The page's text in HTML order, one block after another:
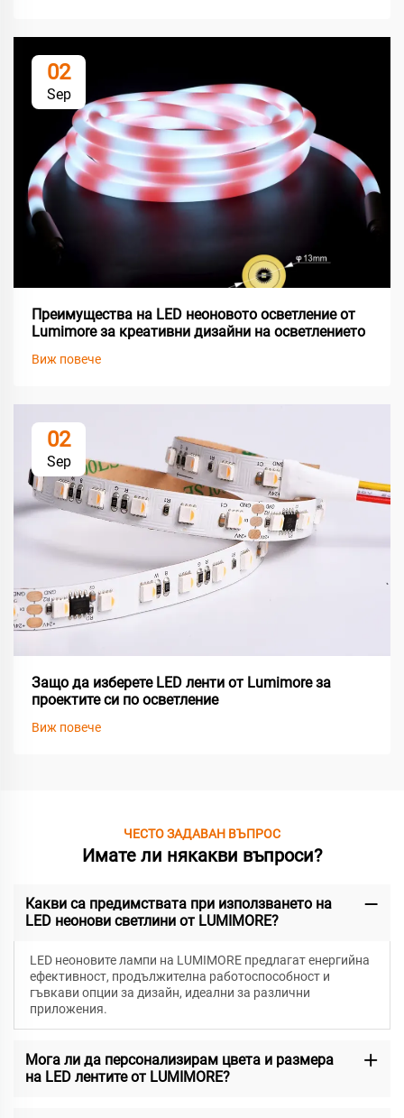
02
Sep
Преимущества на LED неоновото осветление от
Lumimore за креативни дизайни на осветлението
Виж повече
02
Sep
Защо да изберете LED ленти от Lumimore за
проектите си по осветление
Виж повече
ЧЕСТО ЗАДАВАН ВЪПРОС
Имате ли някакви въпроси?
Какви са предимствата при използването на
LED неонови светлини от LUMIMORE?
LED неоновите лампи на LUMIMORE предлагат енергийна
ефективност, продължителна работоспособност и
гъвкави опции за дизайн, идеални за различни
приложения.
Мога ли да персонализирам цвета и размера
на LED лентите от LUMIMORE?